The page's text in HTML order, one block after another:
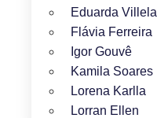
Eduarda Villela
Flávia Ferreira
Igor Gouvê
Kamila Soares
Lorena Karlla
Lorran Ellen